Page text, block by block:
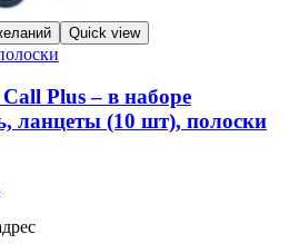
Quick view
Plus – в наборе
ланцеты (10 шт), полоски